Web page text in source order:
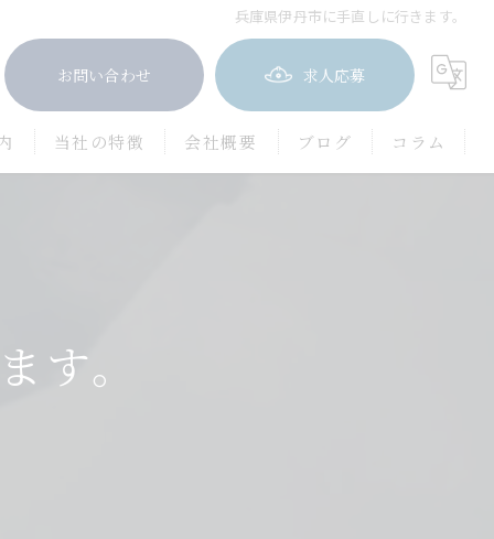
兵庫県伊丹市に手直しに行きます。
お問い合わせ 求人応募
当社の特徴
豊中市の外壁塗装
会社概要 ブログ コラム
す。